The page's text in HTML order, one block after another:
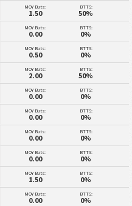
MOY Buts:
1.50
BTTS:
50%
MOY Buts:
0.00
BTTS:
0%
MOY Buts:
0.50
BTTS:
0%
MOY Buts:
2.00
BTTS:
50%
MOY Buts:
0.00
BTTS:
0%
MOY Buts:
0.00
BTTS:
0%
MOY Buts:
0.00
BTTS:
0%
MOY Buts:
0.00
BTTS:
0%
MOY Buts:
1.50
BTTS:
0%
MOY Buts:
0.00
BTTS:
0%